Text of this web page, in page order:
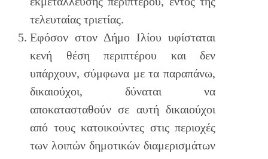
τελευταίας τριετίας.
Εφόσον στον Δήμο Ιλίου υφίσταται
κενή θέση περιπτέρου και δεν
υπάρχουν, σύμφωνα με τα παραπάνω,
δικαιούχοι, δύναται να
αποκατασταθούν σε αυτή δικαιούχοι
από τους κατοικούντες στις περιοχές
των λοιπών δημοτικών διαμερισμάτων